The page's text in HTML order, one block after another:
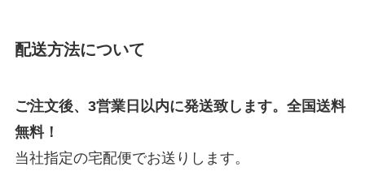
配送方法について
ご注文後、3営業日以内に発送致します。全国送料
無料！
当社指定の宅配便でお送りします。